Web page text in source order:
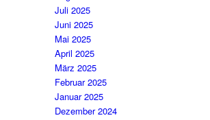
Juli 2025
Juni 2025
Mai 2025
April 2025
März 2025
Februar 2025
Januar 2025
Dezember 2024